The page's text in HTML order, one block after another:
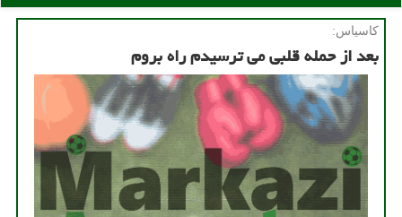
كاسیاس:
بعد از حمله قلبی می ترسیدم راه بروم